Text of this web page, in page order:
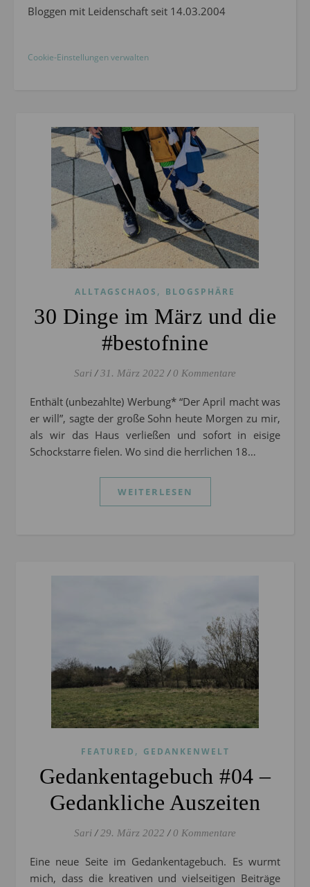
Bloggen mit Leidenschaft seit 14.03.2004
Cookie-Einstellungen verwalten
ALLTAGSCHAOS , BLOGSPHÄRE
30 Dinge im März und die
#bestofnine
Sari / 31. März 2022 / 0 Kommentare
Enthält (unbezahlte) Werbung* “Der April macht was
er will”, sagte der große Sohn heute Morgen zu mir,
als wir das Haus verließen und sofort in eisige
Schockstarre fielen. Wo sind die herrlichen 18…
WEITERLESEN
FEATURED , GEDANKENWELT
Gedankentagebuch #04 –
Gedankliche Auszeiten
Sari / 29. März 2022 / 0 Kommentare
Eine neue Seite im Gedankentagebuch. Es wurmt
mich, dass die kreativen und vielseitigen Beiträge